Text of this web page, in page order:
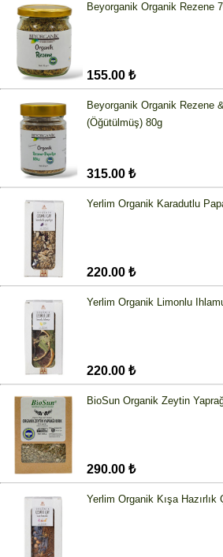
Beyorganik Organik Rezene
155.00 ₺
Beyorganik Organik Rezene
(Öğütülmüş) 80g
315.00 ₺
Yerlim Organik Karadutlu
220.00 ₺
Yerlim Organik Limonlu
220.00 ₺
BioSun Organik Zeytin
290.00 ₺
Yerlim Organik Kışa Hazırlık